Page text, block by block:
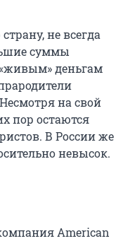
не всегда
суммы
деньгам
на свой
пор остаются
В России же
невысок.
American